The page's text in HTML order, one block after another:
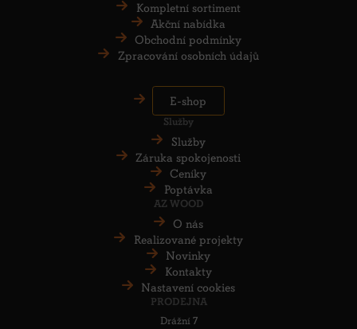
Kompletní sortiment
Akční nabídka
Obchodní podmínky
Zpracování osobních údajů
E-shop
Služby
Služby
Záruka spokojenosti
Ceníky
Poptávka
AZ WOOD
O nás
Realizované projekty
Novinky
Kontakty
Nastavení cookies
PRODEJNA
Drážní 7